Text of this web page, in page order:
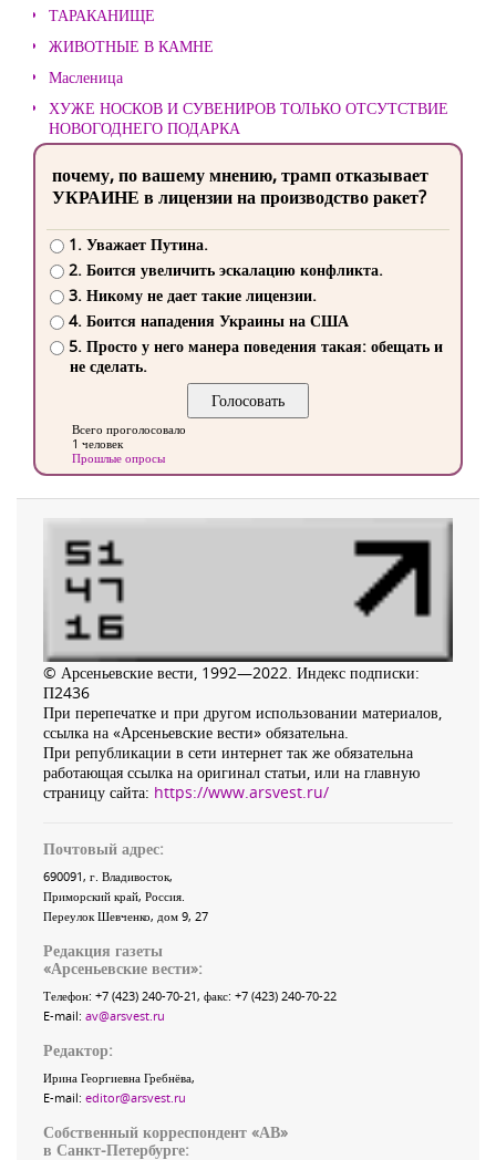
ТАРАКАНИЩЕ
ЖИВОТНЫЕ В КАМНЕ
Масленица
ХУЖЕ НОСКОВ И СУВЕНИРОВ ТОЛЬКО ОТСУТСТВИЕ
НОВОГОДНЕГО ПОДАРКА
почему, по вашему мнению, трамп отказывает
УКРАИНЕ в лицензии на производство ракет?
1. Уважает Путина.
2. Боится увеличить эскалацию конфликта.
3. Никому не дает такие лицензии.
4. Боится нападения Украины на США
5. Просто у него манера поведения такая: обещать и
не сделать.
Всего проголосовало
1 человек
Прошлые опросы
© Арсеньевские вести, 1992—2022. Индекс подписки:
П2436
При перепечатке и при другом использовании материалов,
ссылка на «Арсеньевские вести» обязательна.
При републикации в сети интернет так же обязательна
работающая ссылка на оригинал статьи, или на главную
страницу сайта: https://www.arsvest.ru/
Почтовый адрес:
690091, г. Владивосток,
Приморский край, Россия.
Переулок Шевченко, дом 9, 27
Редакция газеты
«Арсеньевские вести»:
Телефон: +7 (423) 240-70-21, факс: +7 (423) 240-70-22
E-mail: av@arsvest.ru
Редактор:
Ирина Георгиевна Гребнёва,
E-mail: editor@arsvest.ru
Собственный корреспондент «АВ»
в Санкт-Петербурге: